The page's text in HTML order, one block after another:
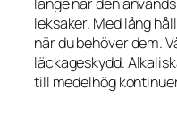
leksaker. Med lång
när du behöver dem.
läckageskydd.
till medelhög